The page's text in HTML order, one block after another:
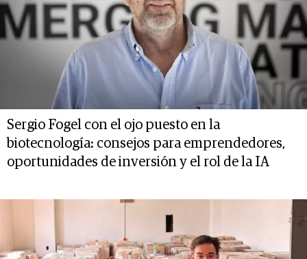
Sergio Fogel con el ojo puesto en la
biotecnología: consejos para emprendedores,
oportunidades de inversión y el rol de la IA